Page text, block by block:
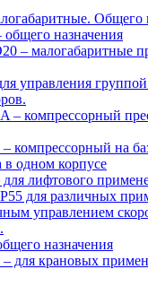
Общего
назначения
– малогабаритные
управления
– компрессорный
компрессорный на
в одном корпусе
лифтового
для различных
управлением
назначения
для крановых